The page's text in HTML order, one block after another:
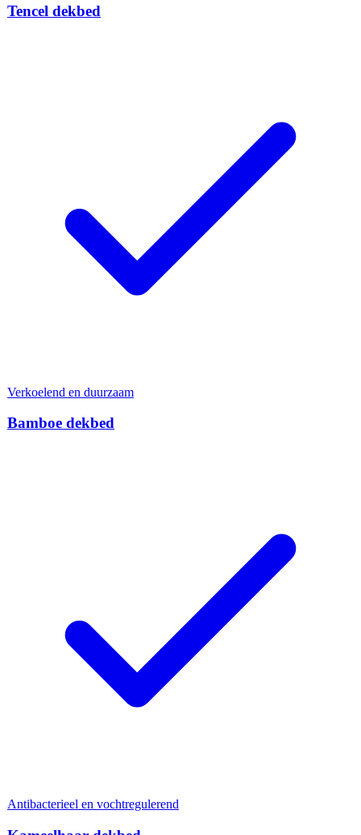
Tencel dekbed
Verkoelend en duurzaam
Bamboe dekbed
Antibacterieel en vochtregulerend